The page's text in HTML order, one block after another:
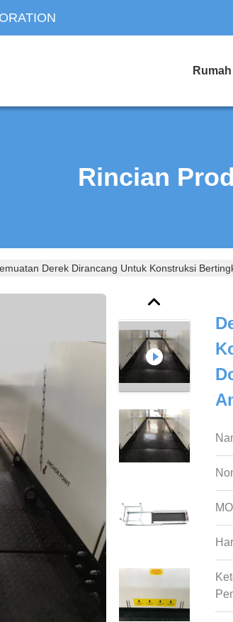
Rumah
Rincian
Derek Dirancang Untuk Konstruksi